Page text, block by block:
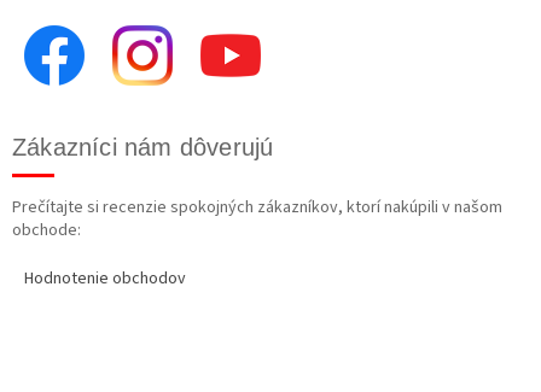
Zákazníci nám dôverujú
Prečítajte si recenzie spokojných zákazníkov, ktorí nakúpili v našom
obchode:
Hodnotenie obchodov